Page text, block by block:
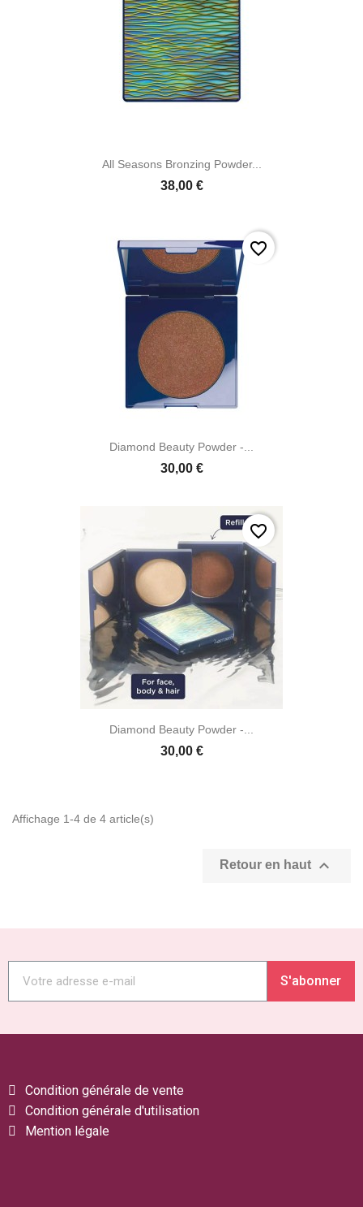
Aperçu rapide
All Seasons Bronzing Powder...
38,00 €
Aperçu rapide
Diamond Beauty Powder -...
30,00 €
favorite_border
Aperçu rapide
Diamond Beauty Powder -...
30,00 €
favorite_border
Affichage 1-4 de 4 article(s)
Retour en haut 
S'abonner
Condition générale de vente
Condition générale d'utilisation
Mention légale